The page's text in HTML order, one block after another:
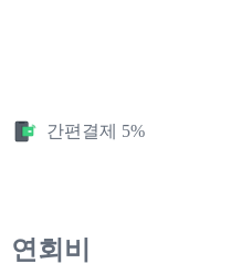
간편결제 5%
연회비